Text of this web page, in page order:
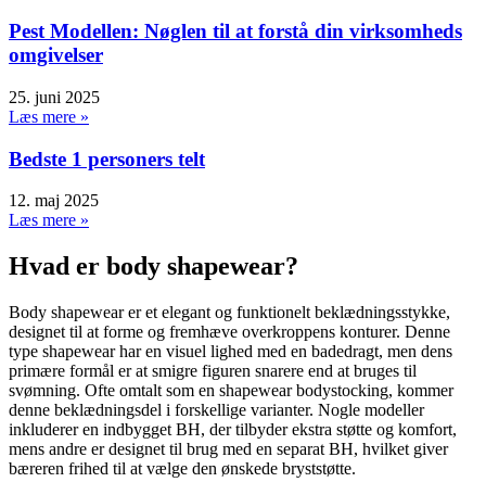
Pest Modellen: Nøglen til at forstå din virksomheds
omgivelser
25. juni 2025
Læs mere »
Bedste 1 personers telt
12. maj 2025
Læs mere »
Hvad er body shapewear?
Body shapewear er et elegant og funktionelt beklædningsstykke,
designet til at forme og fremhæve overkroppens konturer. Denne
type shapewear har en visuel lighed med en badedragt, men dens
primære formål er at smigre figuren snarere end at bruges til
svømning. Ofte omtalt som en shapewear bodystocking, kommer
denne beklædningsdel i forskellige varianter. Nogle modeller
inkluderer en indbygget BH, der tilbyder ekstra støtte og komfort,
mens andre er designet til brug med en separat BH, hvilket giver
bæreren frihed til at vælge den ønskede bryststøtte.